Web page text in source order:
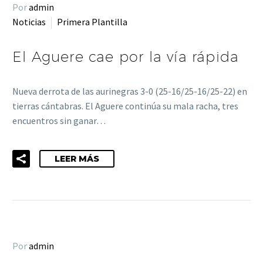
Poradmin
Noticias
Primera Plantilla
El Aguere cae por la vía rápida
Nueva derrota de las aurinegras 3-0 (25-16/25-16/25-22) en
tierras cántabras. El Aguere continúa su mala racha, tres
encuentros sin ganar…
LEER MÁS
Poradmin